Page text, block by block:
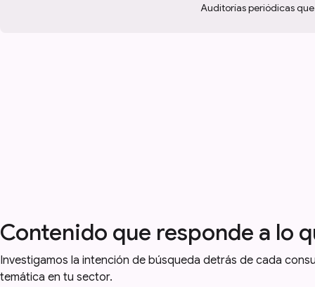
Auditorías periódicas
Contenido que responde a lo
Investigamos la intención de búsqueda detrás de cada
temática en tu sector.